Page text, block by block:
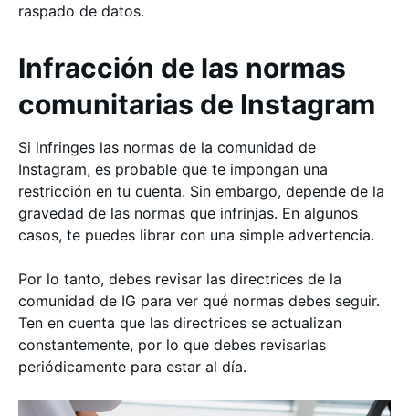
raspado de datos.
Infracción de las normas
comunitarias de Instagram
Si infringes las normas de la comunidad de
Instagram, es probable que te impongan una
restricción en tu cuenta. Sin embargo, depende de la
gravedad de las normas que infrinjas. En algunos
casos, te puedes librar con una simple advertencia.
Por lo tanto, debes revisar las directrices de la
comunidad de IG para ver qué normas debes seguir.
Ten en cuenta que las directrices se actualizan
constantemente, por lo que debes revisarlas
periódicamente para estar al día.